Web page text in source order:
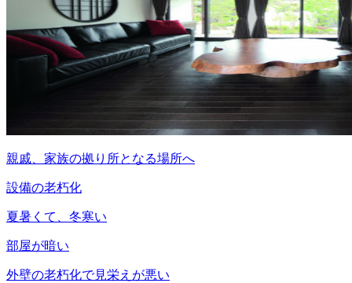
親戚、家族の拠り所となる場所へ
設備の老朽化
夏暑くて、冬寒い
部屋が暗い
外壁の老朽化で見栄えが悪い